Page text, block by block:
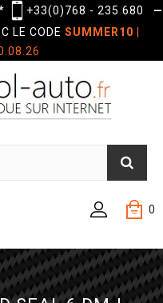
+33(0)768 - 235 680
—
LE CODE SUMMER10
0